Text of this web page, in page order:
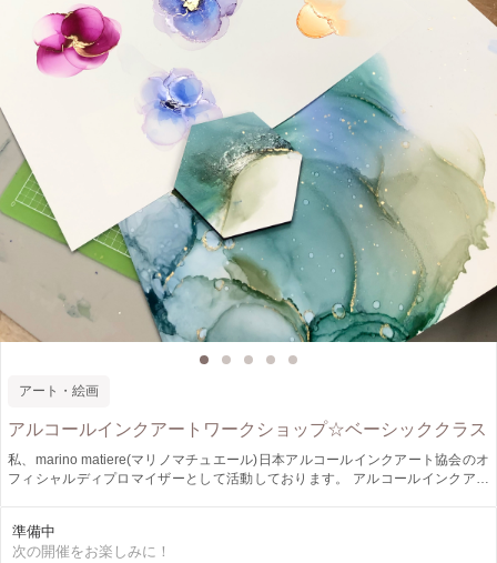
アート・絵画
アルコールインクアートワークショップ☆ベーシッククラス
私、marino matiere(マリノマチュエール)日本アルコールインクアート協会のオ
フィシャルディプロマイザーとして活動しております。 アルコールインクアー
地よさを体験していただけると幸いです。不思議と自分がいつも選ぶ色が決まっ
てきたり、好きな広げ方を見つけたり、一人一人の個性が現れ、世界に一つの作
準備中
次の開催をお楽しみに！